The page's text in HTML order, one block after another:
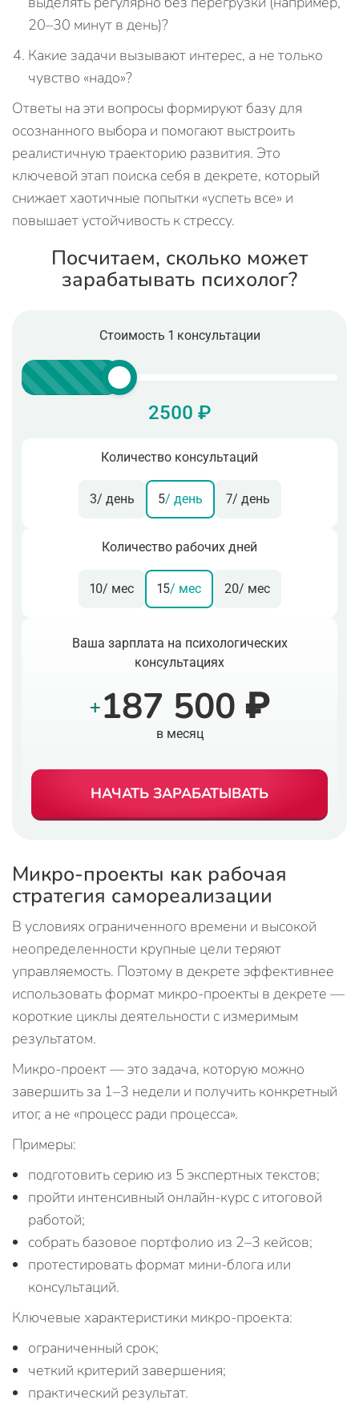
20–30 минут в день)?
Какие задачи вызывают интерес, а не только
чувство «надо»?
Ответы на эти вопросы формируют базу для
осознанного выбора и помогают выстроить
реалистичную траекторию развития. Это
ключевой этап поиска себя в декрете, который
снижает хаотичные попытки «успеть все» и
повышает устойчивость к стрессу.
Посчитаем, сколько может
зарабатывать психолог?
Стоимость 1 консультации
2500 ₽
Количество консультаций
3/ день 5/ день 7/ день
Количество рабочих дней
10/ мес 15/ мес 20/ мес
Ваша зарплата на психологических
консультациях
+187 500 ₽
в месяц
НАЧАТЬ ЗАРАБАТЫВАТЬ
Микро-проекты как рабочая
стратегия самореализации
В условиях ограниченного времени и высокой
неопределенности крупные цели теряют
управляемость. Поэтому в декрете эффективнее
использовать формат микро-проекты в декрете —
короткие циклы деятельности с измеримым
результатом.
Микро-проект — это задача, которую можно
завершить за 1–3 недели и получить конкретный
итог, а не «процесс ради процесса».
Примеры:
подготовить серию из 5 экспертных текстов;
пройти интенсивный онлайн-курс с итоговой
работой;
собрать базовое портфолио из 2–3 кейсов;
протестировать формат мини-блога или
консультаций.
Ключевые характеристики микро-проекта:
ограниченный срок;
четкий критерий завершения;
практический результат.